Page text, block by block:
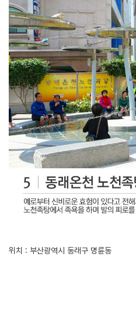
위치 : 부산광역시 동래구 명륜동